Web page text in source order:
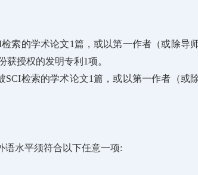
索的学术论文1篇，或以第一作者（或除导
授权的发明专利1项。
检索的学术论文1篇，或以第一作者（或
语水平须符合以下任意一项: